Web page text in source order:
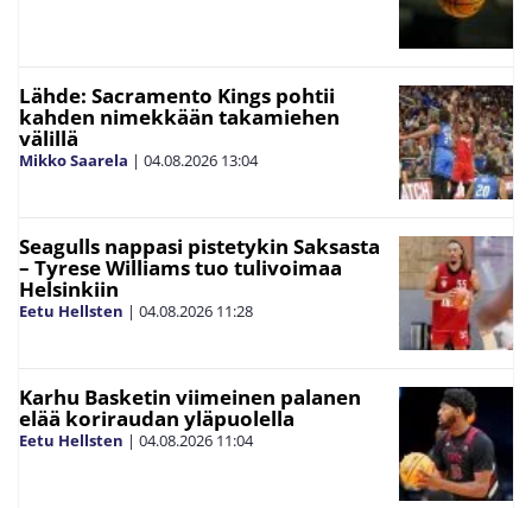
Lähde: Sacramento Kings pohtii
kahden nimekkään takamiehen
välillä
Mikko Saarela | 04.08.2026 13:04
Seagulls nappasi pistetykin Saksasta
– Tyrese Williams tuo tulivoimaa
Helsinkiin
Eetu Hellsten | 04.08.2026 11:28
Karhu Basketin viimeinen palanen
elää koriraudan yläpuolella
Eetu Hellsten | 04.08.2026 11:04